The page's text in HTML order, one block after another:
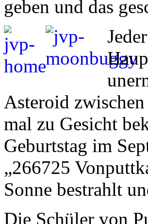
geben und das
Asteroid
mal zu Gesicht
Geburtstag im
„266725
Sonne bestrahlt
Die Schüler von